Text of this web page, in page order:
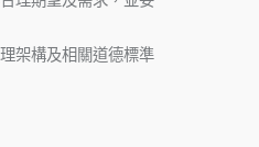
架構及相關道德標準